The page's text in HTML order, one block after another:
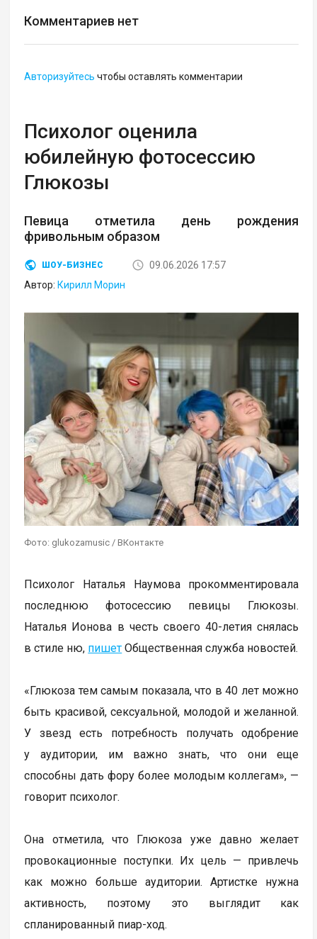
Комментариев нет
Авторизуйтесь чтобы оставлять комментарии
Психолог оценила
юбилейную фотосессию
Глюкозы
Певица отметила день рождения
фривольным образом
ШОУ-БИЗНЕС
09.06.2026 17:57
Автор: Кирилл Морин
Фото: glukozamusic / ВКонтакте
Психолог Наталья Наумова прокомментировала
последнюю фотосессию певицы Глюкозы.
Наталья Ионова в честь своего 40-летия снялась
в стиле ню, пишет Общественная служба новостей.
«Глюкоза тем самым показала, что в 40 лет можно
быть красивой, сексуальной, молодой и желанной.
У звезд есть потребность получать одобрение
у аудитории, им важно знать, что они еще
способны дать фору более молодым коллегам», —
говорит психолог.
Она отметила, что Глюкоза уже давно желает
провокационные поступки. Их цель — привлечь
как можно больше аудитории. Артистке нужна
активность, поэтому это выглядит как
спланированный пиар-ход.